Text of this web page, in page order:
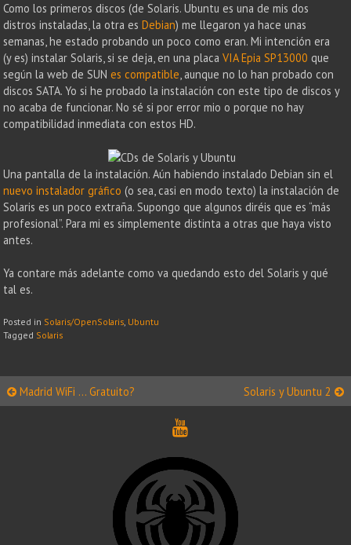
Como los primeros discos (de Solaris. Ubuntu es una de mis dos
distros instaladas, la otra esDebian) me llegaron ya hace unas
semanas, he estado probando un poco como eran. Mi intención era
(y es) instalar Solaris, si se deja, en una placaVIA Epia SP13000 que
según la web de SUNes compatible, aunque no lo han probado con
discos SATA. Yo si he probado la instalación con este tipo de discos y
no acaba de funcionar. No sé si por error mio o porque no hay
compatibilidad inmediata con estos HD.
Una pantalla de la instalación. Aún habiendo instalado Debian sin el
nuevo instalador gráfico (o sea, casi en modo texto) la instalación de
Solaris es un poco extraña. Supongo que algunos diréis que es “más
profesional”. Para mi es simplemente distinta a otras que haya visto
antes.
Ya contare más adelante como va quedando esto del Solaris y qué
tal es.
Posted in Solaris/OpenSolaris Ubuntu
Tagged Solaris
Post
Madrid WiFi … Gratuito? Solaris y Ubuntu 2